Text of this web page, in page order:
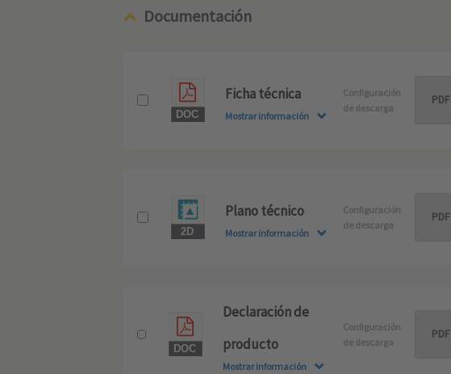
Documentación
Ficha técnica
Mostrar información
Configuración
de descarga
Plano técnico
Mostrar información
Configuración
de descarga
Declaración de
producto
Mostrar información
Configuración
de descarga